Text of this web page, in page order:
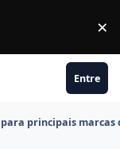
×
Entre
principais marcas